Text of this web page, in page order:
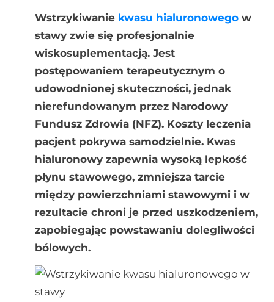
Wstrzykiwanie kwasu hialuronowegow
stawy zwie się profesjonalnie
wiskosuplementacją. Jest
postępowaniem terapeutycznym o
udowodnionej skuteczności, jednak
nierefundowanym przez Narodowy
Fundusz Zdrowia (NFZ). Koszty leczenia
pacjent pokrywa samodzielnie. Kwas
hialuronowy zapewnia wysoką lepkość
płynu stawowego, zmniejsza tarcie
między powierzchniami stawowymi i w
rezultacie chroni je przed uszkodzeniem,
zapobiegając powstawaniu dolegliwości
bólowych.